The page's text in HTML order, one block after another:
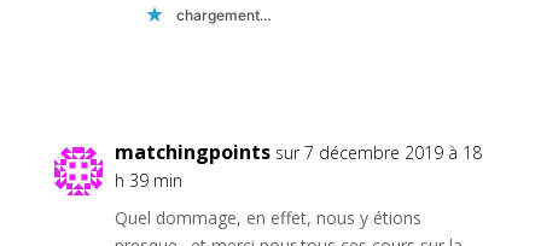
chargement…
matchingpoints sur 7 décembre 2019 à 18
h 39 min
Quel dommage, en effet, nous y étions